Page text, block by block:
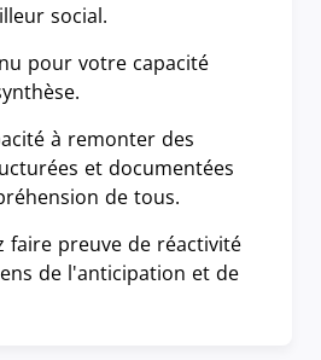
social.
pour votre capacité
à remonter des
et documentées
de tous.
faire preuve de réactivité
de l'anticipation et de